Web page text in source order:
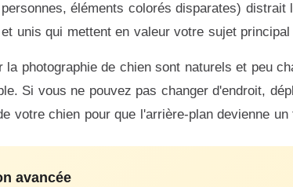
éléments colorés disparates)
unis qui mettent en valeur votre sujet
la photographie de chien sont naturels et peu
Si vous ne pouvez pas changer d'endroit,
votre chien pour que l'arrière-plan devienne
avancée